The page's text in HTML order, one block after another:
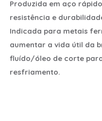
Produzida em aço
resistência e
Indicada para metais
aumentar a vida útil da
fluído/óleo de corte
resfriamento.